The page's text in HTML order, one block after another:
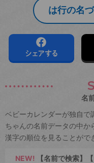
は行の名
シェアする
名
ベビーカレンダーが独自で
ちゃんの名前データの中か
漢字の順位を見ることがで
NEW! 【名前で検索】